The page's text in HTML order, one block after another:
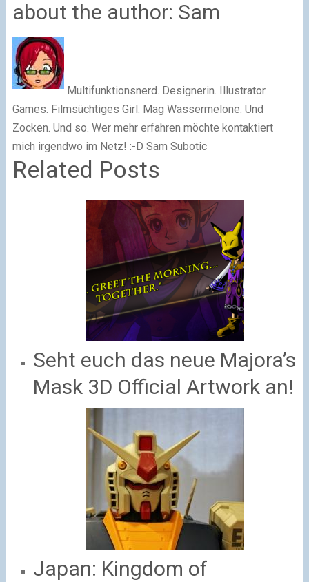
about the author: Sam
Multifunktionsnerd. Designerin. Illustrator.
Games. Filmsüchtiges Girl. Mag Wassermelone. Und
Zocken. Und so. Wer mehr erfahren möchte kontaktiert
mich irgendwo im Netz! :-D Sam Subotic
Related Posts
Seht euch das neue Majora’s
Mask 3D Official Artwork an!
Japan: Kingdom of